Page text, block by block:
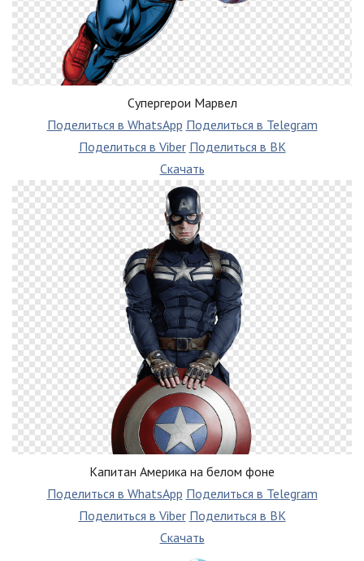
Супергерои Марвел
Поделиться в WhatsApp Поделиться в Telegram
Поделиться в Viber Поделиться в ВК
Скачать
Капитан Америка на белом фоне
Поделиться в WhatsApp Поделиться в Telegram
Поделиться в Viber Поделиться в ВК
Скачать